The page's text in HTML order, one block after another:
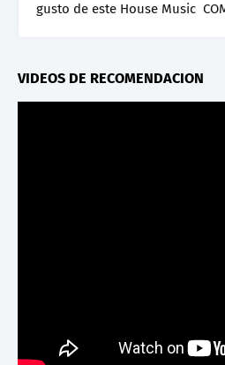
gusto de este House Music
VIDEOS DE RECOMENDACION